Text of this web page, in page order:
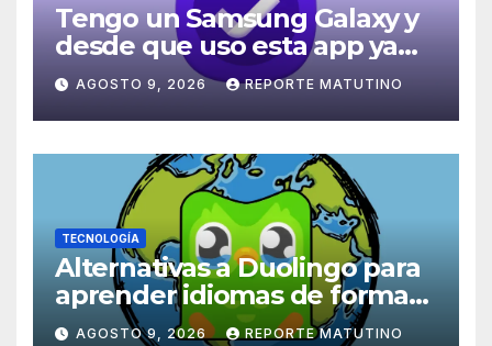
Tengo un Samsung Galaxy y
desde que uso esta app ya
no se me olvidan mis
pendientes
AGOSTO 9, 2026 REPORTE MATUTINO
TECNOLOGÍA
Alternativas a Duolingo para
aprender idiomas de forma
práctica, inmersiva y divertida
AGOSTO 9, 2026 REPORTE MATUTINO